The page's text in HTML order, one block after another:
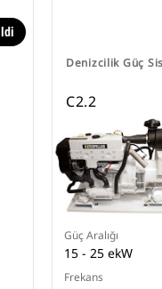
Denizcilik Güç
C2.2
Güç Aralığı
15 - 25 ekW
Frekans